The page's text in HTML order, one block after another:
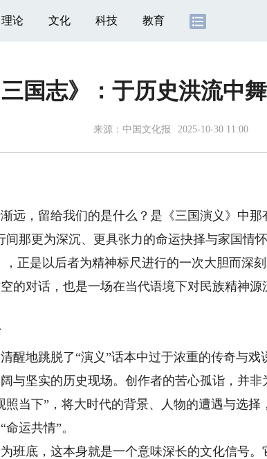
理论 文化 科技 教育
国志》：于历史洪流中
来源： 中国文化报 2025-10-30 11:00
，留给我们的是什么？是《三国演义》中那
那更为深沉、更具张力的命运抉择与家国情怀
正是以后者为精神标尺进行的一次大胆而深
的对话，也是一场在当代语境下对民族精神源
地跳脱了“演义”话本中过于浓重的传奇与戏
与坚实的历史现场。创作者的苦心孤诣，并非
当下”，将大时代的背景、人物的遭遇与选择
运共情”。
底，这本身就是一个意味深长的文化信号。